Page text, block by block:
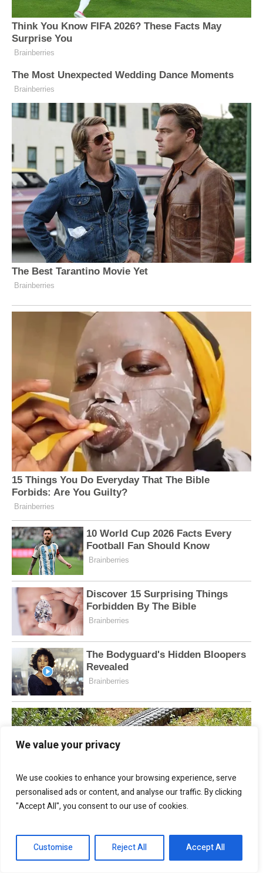
We value your privacy
We use cookies to enhance your browsing experience, serve
personalised ads or content, and analyse our traffic. By clicking
"Accept All", you consent to our use of cookies.
Customise Reject All Accept All